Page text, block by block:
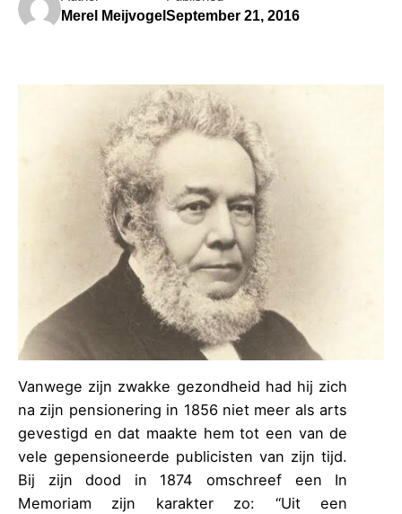
Merel Meijvogel September 21, 2016
Vanwege zijn zwakke gezondheid had hij zich
na zijn pensionering in 1856 niet meer als arts
gevestigd en dat maakte hem tot een van de
vele gepensioneerde publicisten van zijn tijd.
Bij zijn dood in 1874 omschreef een In
Memoriam zijn karakter zo: “Uit een